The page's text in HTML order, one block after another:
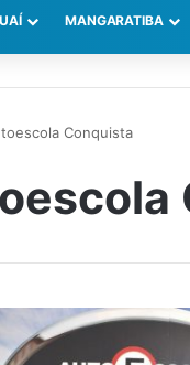
MANGARATIBA
Conquista